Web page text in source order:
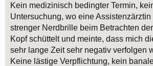
Kein medizinisch bedingter Termin,
Untersuchung, wo eine Assistenzärztin
strenger Nerdbrille beim Betrachten
Kopf schüttelt und meinte, dass mich
sehr lange Zeit sehr negativ verfolgen
Keine lästige Verpflichtung, kein